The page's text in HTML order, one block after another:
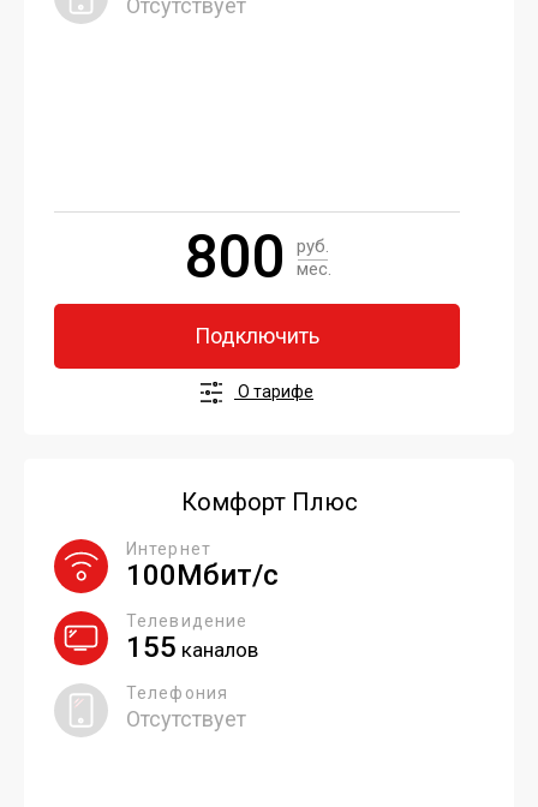
Отсутствует
800
руб.
мес.
Подключить
О тарифе
Комфорт Плюс
100Мбит/с
Интернет
155 каналов
Телевидение
Отсутствует
Телефония